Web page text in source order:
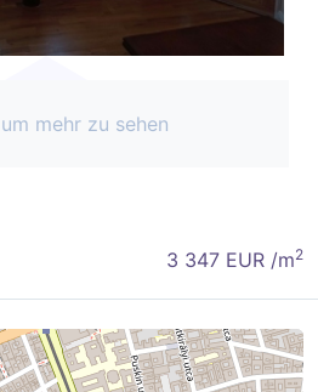
mehr zu sehen
3 347 EUR /m2